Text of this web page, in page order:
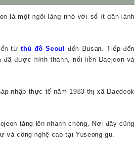
là một ngôi làng nhỏ với số ít dân lành
từthủ đô Seoul
đến Busan. Tiếp đến
được hình thành, nối liền Daejeon và
nhập thực tế năm 1983 thị xã Daedeok
tăng lên nhanh chóng. Nơi đây cũng
công nghệ cao tại Yuseong-gu.